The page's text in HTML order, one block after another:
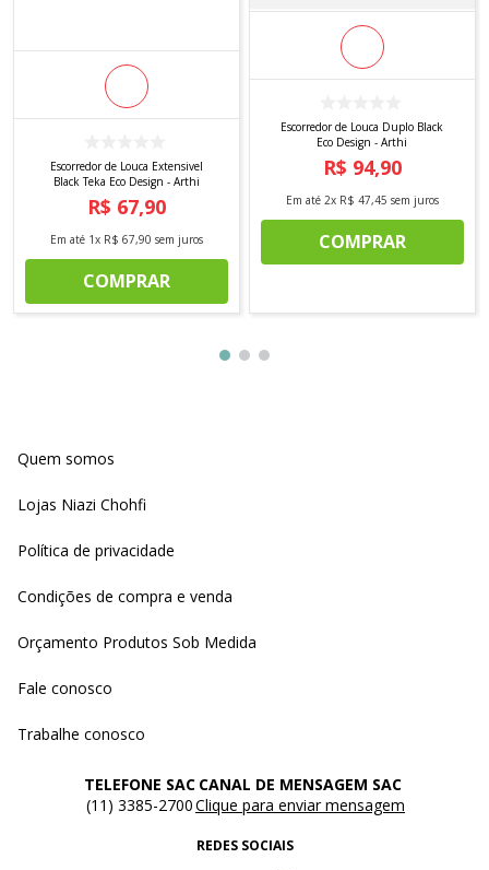
Escorredor de Louca Extensivel
Black Teka Eco Design - Arthi
R$ 67,90
Em até 1x R$ 67,90 sem juros
COMPRAR
Escorredor de Louca Duplo Black
Eco Design - Arthi
R$ 94,90
Em até 2x R$ 47,45 sem juros
COMPRAR
Quem somos
Lojas Niazi Chohfi
Política de privacidade
Condições de compra e venda
Orçamento Produtos Sob Medida
Fale conosco
Trabalhe conosco
TELEFONE SAC
(11) 3385-2700
CANAL DE MENSAGEM SAC
Clique para enviar mensagem
REDES SOCIAIS